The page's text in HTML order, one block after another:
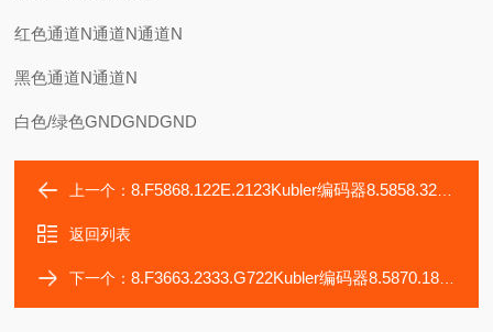
红色通道N通道N通道N
黑色通道N通道N
白色/绿色GNDGNDGND
上一个：8.F5868.122E.2123Kubler编码器8.5858.322A.2112.S002
返回列表
下一个：8.F3663.2333.G722Kubler编码器8.5870.1822.G132.EX